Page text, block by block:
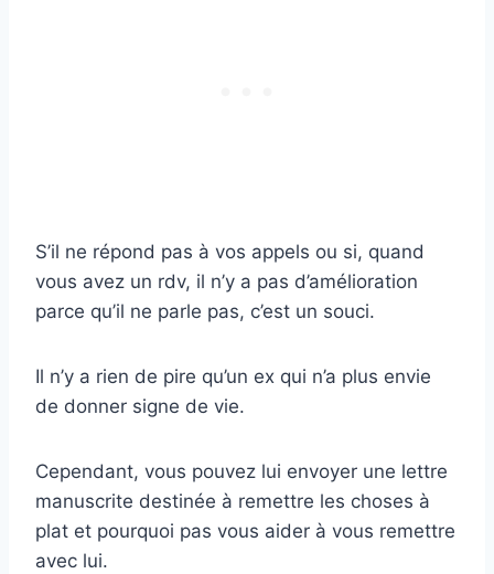
S’il ne répond pas à vos appels ou si, quand
vous avez un rdv, il n’y a pas d’amélioration
parce qu’il ne parle pas, c’est un souci.
Il n’y a rien de pire qu’un ex qui n’a plus envie
de donner signe de vie.
Cependant, vous pouvez lui envoyer une lettre
manuscrite destinée à remettre les choses à
plat et pourquoi pas vous aider à vous remettre
avec lui.